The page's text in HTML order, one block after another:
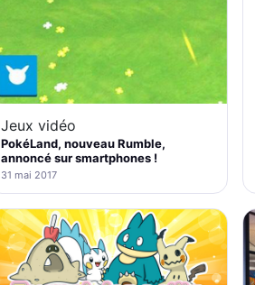
Jeux vidéo
PokéLand, nouveau Rumble,
annoncé sur smartphones !
31 mai 2017